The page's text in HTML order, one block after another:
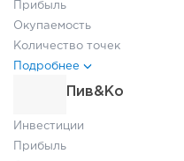
Прибыль
Окупаемость
Количество точек
Подробнее
Пив&Ко
Инвестиции
Прибыль